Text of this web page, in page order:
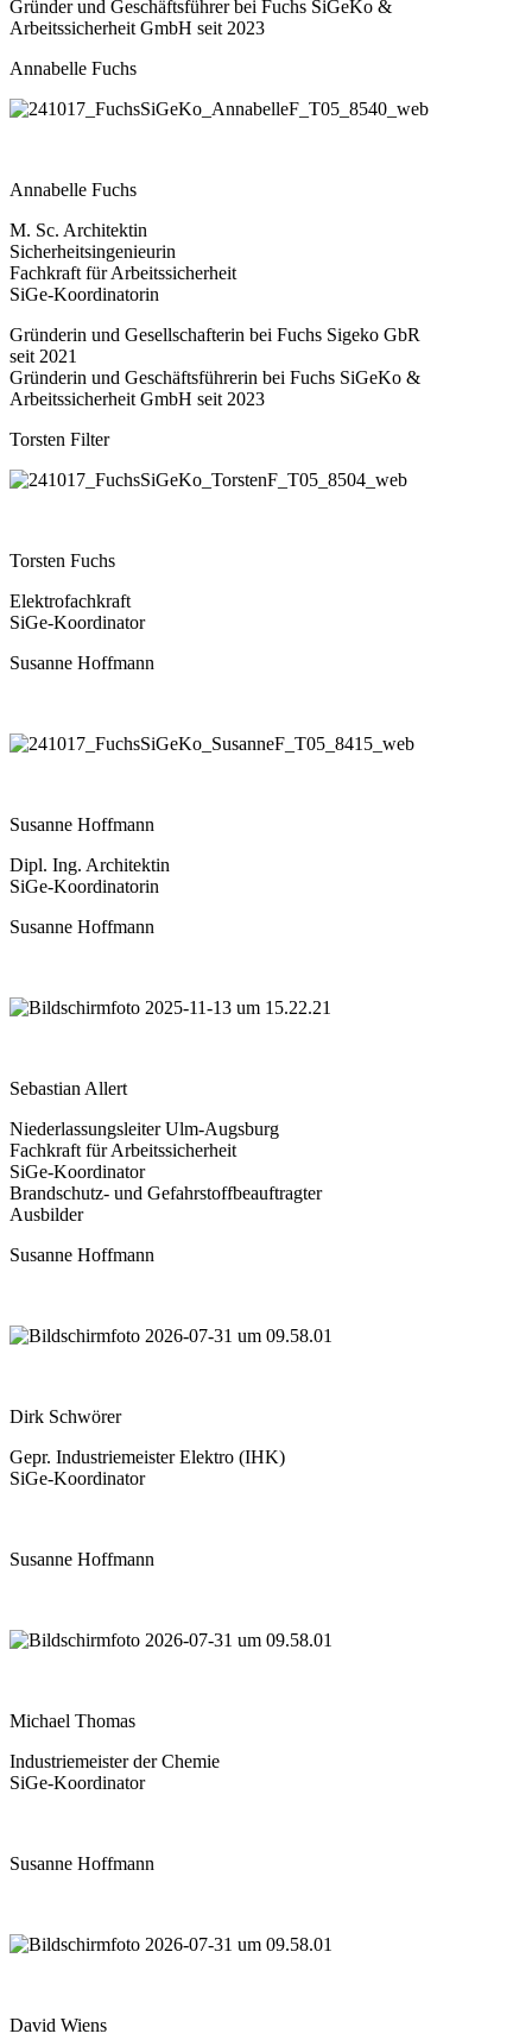
Gründer und Geschäftsführer bei Fuchs SiGeKo &
Arbeitssicherheit GmbH seit 2023
Annabelle Fuchs
Annabelle Fuchs
M. Sc. Architektin
Sicherheitsingenieurin
Fachkraft für Arbeitssicherheit
SiGe-Koordinatorin
Gründerin und Gesellschafterin bei Fuchs Sigeko GbR
seit 2021
Gründerin und Geschäftsführerin bei Fuchs SiGeKo &
Arbeitssicherheit GmbH seit 2023
Torsten Filter
Torsten Fuchs
Elektrofachkraft
SiGe-Koordinator
Susanne Hoffmann
Susanne Hoffmann
Dipl. Ing. Architektin
SiGe-Koordinatorin
Susanne Hoffmann
Sebastian Allert
Niederlassungsleiter Ulm-Augsburg
Fachkraft für Arbeitssicherheit
SiGe-Koordinator
Brandschutz- und Gefahrstoffbeauftragter
Ausbilder
Susanne Hoffmann
Dirk Schwörer
Gepr. Industriemeister Elektro (IHK)
SiGe-Koordinator
Susanne Hoffmann
Michael Thomas
Industriemeister der Chemie
SiGe-Koordinator
Susanne Hoffmann
David Wiens